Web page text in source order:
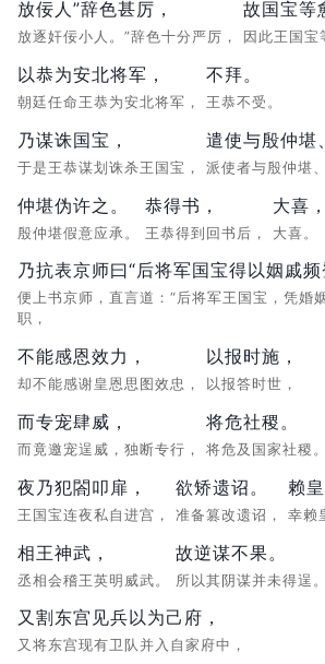
放佞人”辞色甚厉，
放逐奸佞小人。”辞色十分严厉，
故国宝等
因此王国宝
以恭为安北将军，
朝廷任命王恭为安北将军，
不拜。
王恭不受。
乃谋诛国宝，
于是王恭谋划诛杀王国宝，
遣使与殷仲堪
派使者与殷仲堪
仲堪伪许之。
殷仲堪假意应承。
恭得书，
王恭得到回书后，
大喜，
大喜。
乃抗表京师曰“后将军国宝得以姻戚频
便上书京师，直言道：“后将军王国宝，凭婚
职，
不能感恩效力，
却不能感谢皇恩思图效忠，
以报时施，
以报答时世，
而专宠肆威，
而竟邀宠逞威，独断专行，
将危社稷。
将危及国家社稷。
夜乃犯閤叩扉，
王国宝连夜私自进宫，
欲矫遗诏。
准备篡改遗诏，
赖
幸赖
相王神武，
丞相会稽王英明威武。
故逆谋不果。
所以其阴谋并未得逞。
又割东宫见兵以为己府，
又将东宫现有卫队并入自家府中，